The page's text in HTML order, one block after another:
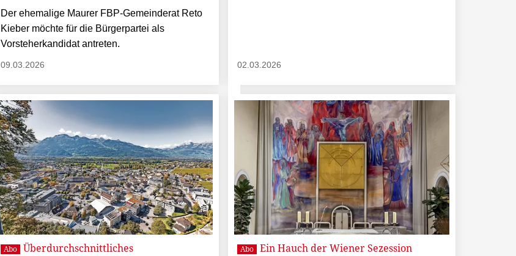
Der ehemalige Maurer FBP-Gemeinderat Reto
Kieber möchte für die Bürgerpartei als
Vorsteherkandidat antreten.
09.03.2026 02.03.2026
Abo Überdurchschnittliches
Abo Ein Hauch der Wiener Sezession